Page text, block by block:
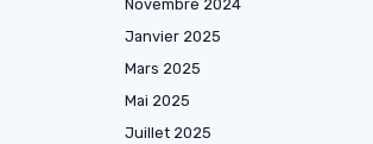
Novembre 2024
Janvier 2025
Mars 2025
Mai 2025
Juillet 2025